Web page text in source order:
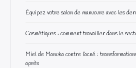
Équipez votre salon de manucure avec les
Cosmétiques : comment travailler dans le
Miel de Manuka contre l’acné :
après